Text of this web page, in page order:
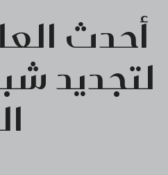
أحدث
لتجديد